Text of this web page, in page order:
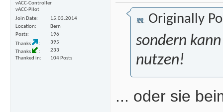
vACC-Controller
vACC-Pilot
Join Date
15.03.2014
Location
Bern
Posts
196
Thanks
395
Thanks
233
Thanked in
104 Posts
Originally
sondern
nutzen!
... oder sie